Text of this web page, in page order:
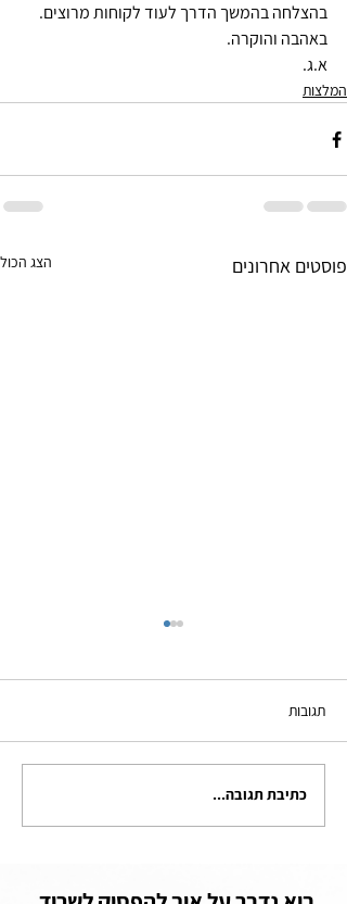
בהצלחה בהמשך הדרך לעוד לקוחות מרוצים.
באהבה והוקרה.
א.ג.
המלצות
פוסטים אחרונים הצג הכול
תגובות
כתיבת תגובה...